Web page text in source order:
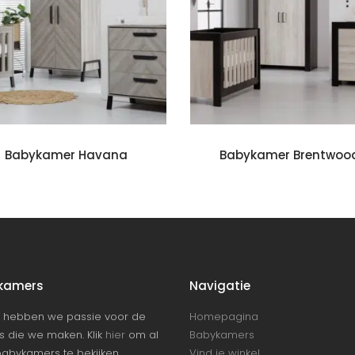
Babykamer Havana
Koop babykamer
Babykamer
Koop
hebben we passie voor de
die we maken. Klik hierom al
Navigatie
Homepagina
Babykamers